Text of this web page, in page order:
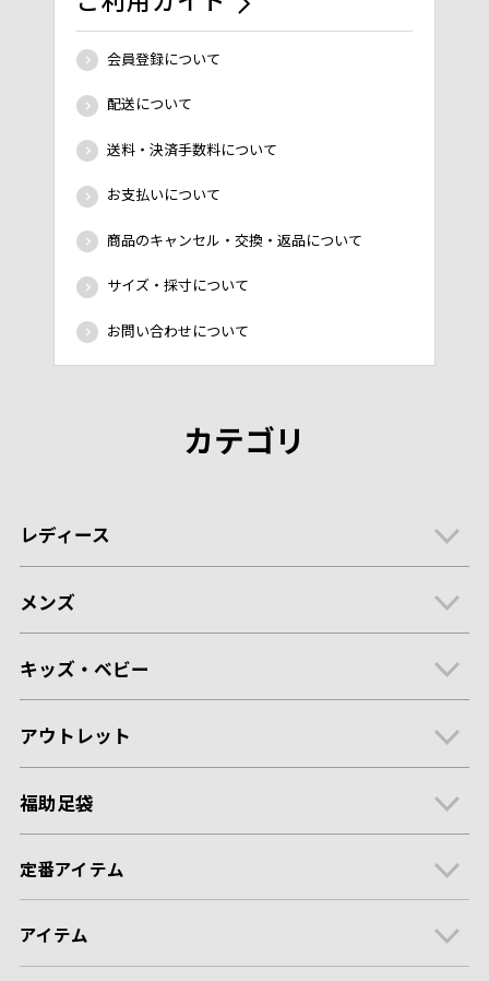
会員登録について
配送について
送料・決済手数料について
お支払いについて
商品のキャンセル・交換・返品について
サイズ・採寸について
お問い合わせについて
カテゴリ
レディース
メンズ
キッズ・ベビー
アウトレット
福助足袋
定番アイテム
アイテム